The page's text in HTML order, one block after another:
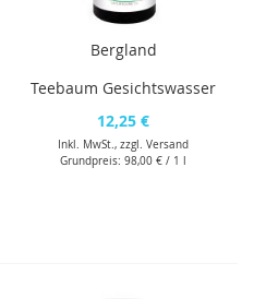
Bergland
Teebaum Gesichtswasser
12,25 €
Inkl. MwSt., zzgl.Versand
Grundpreis: 98,00 € / 1 l